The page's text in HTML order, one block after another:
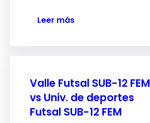
Leer más
Valle Futsal SUB-12 FEM
vs Univ. de deportes
Futsal SUB-12 FEM